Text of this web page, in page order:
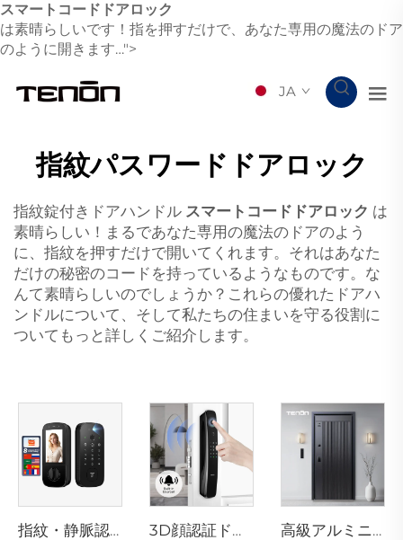
スマートコードドアロック
は素晴らしいです！指を押すだけで、あなた専用の魔法のドア
のように開きます…">
JA
指紋パスワードドアロック
指紋錠付きドアハンドル スマートコードドアロック は
素晴らしい！まるであなた専用の魔法のドアのよう
に、指紋を押すだけで開いてくれます。それはあなた
だけの秘密のコードを持っているようなものです。な
んて素晴らしいのでしょうか？これらの優れたドアハ
ンドルについて、そして私たちの住まいを守る役割に
ついてもっと詳しくご紹介します。
指紋・静脈認識カード付きスマート電子錠 テノンK10 Pro 3D顔認証ドアロック カメラ付き 指紋・パスワード・静脈認識 テノンA9 Pro 高級アルミニウム製住宅用玄関ドア メインエントリー対応 M8